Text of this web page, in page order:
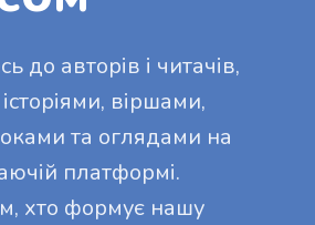
до авторів і читачів,
історіями, віршами,
та оглядами на
платформі.
хто формує нашу